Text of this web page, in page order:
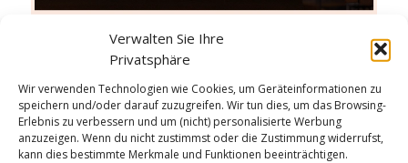
Verwalten Sie Ihre
Privatsphäre
Wir verwenden Technologien wie Cookies, um Geräteinformationen zu
speichern und/oder darauf zuzugreifen. Wir tun dies, um das Browsing-
Erlebnis zu verbessern und um (nicht) personalisierte Werbung
anzuzeigen. Wenn du nicht zustimmst oder die Zustimmung widerrufst,
kann dies bestimmte Merkmale und Funktionen beeinträchtigen.
Nicht unser Hirn
Wie findest du diesen Beitrag?
[Total:2Average:5]